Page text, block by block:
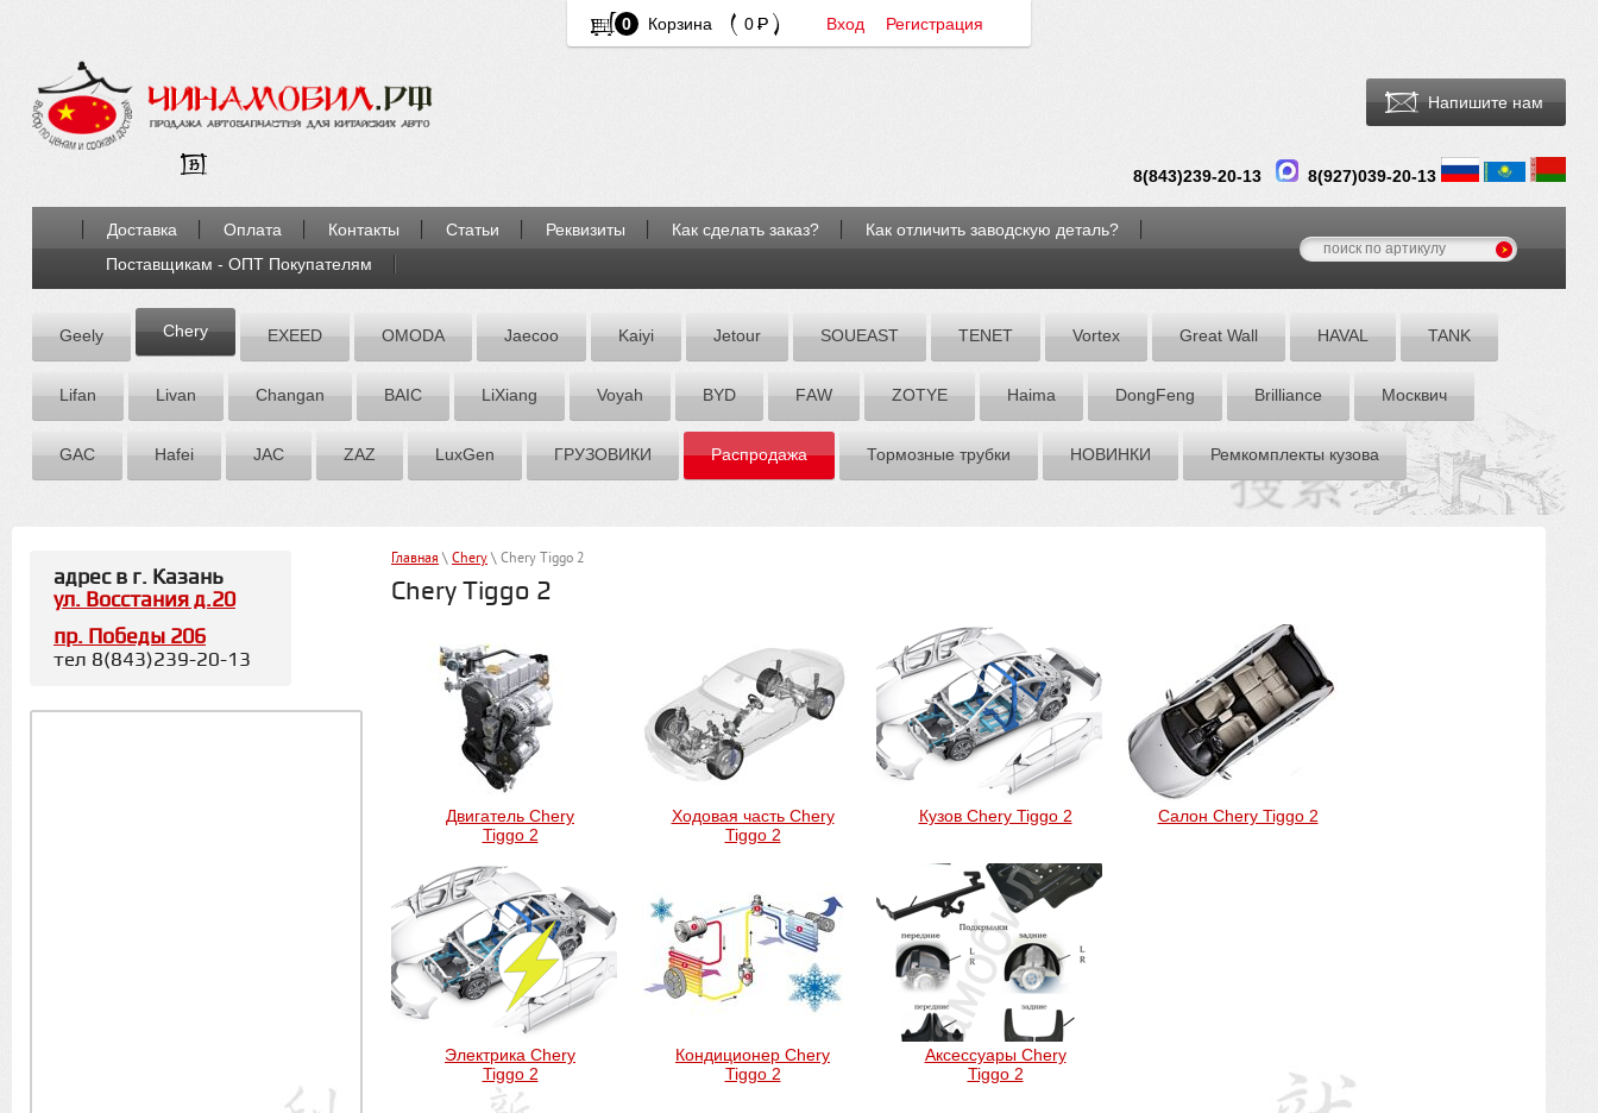
0 Корзина 0 Вход Регистрация
Напишите нам
8(843)239-20-13 8(927)039-20-13
Доставка Оплата Контакты Статьи Реквизиты Как сделать заказ?
Как отличить заводскую деталь?
Поставщикам - ОПТ Покупателям
Geely Chery EXEED OMODA Jaecoo Kaiyi Jetour SOUEAST TENET Vortex Great Wall HAVAL TANK
Lifan Livan Chаngаn BAIC LiXiang Voyah BYD FАW ZOTYE Hаimа DоngFeng Brilliance Москвич
GAC Hafei JAC ZАZ LuxGen ГРУЗОВИКИ Распродажа Тормозные трубки НОВИНКИ Ремкомплекты кузова
Главная \ Chery \ Chery Tiggo 2
Chery Tiggo 2
Двигатель Chery
Tiggo 2
Ходовая часть Chery
Tiggo 2
Кузов Chery Tiggo 2 Салон Chery Tiggo 2
Электрика Chery
Tiggo 2
Кондиционер Chery
Tiggo 2
Аксессуары Chery
Tiggo 2
адрес в г. Казань
ул. Восстания д.20
пр. Победы 206
тел 8(843)239-20-13